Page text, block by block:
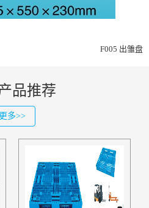
F005 出雏盘
品推荐
更多>>